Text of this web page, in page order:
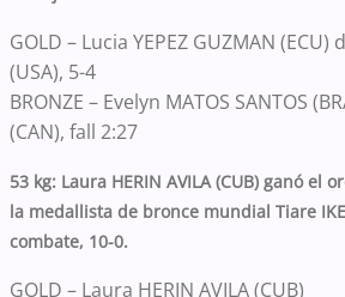
GOLD – Lucia YEPEZ GUZMAN (ECU)
(USA), 5-4
BRONZE – Evelyn MATOS SANTOS
(CAN), fall 2:27
53 kg: Laura HERIN AVILA (CUB) ganó el
la medallista de bronce mundial Tiare
combate, 10-0.
GOLD – Laura HERIN AVILA (CUB)